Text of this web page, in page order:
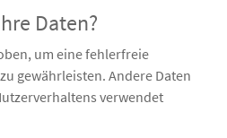
Daten?
um eine fehlerfreie
gewährleisten. Andere Daten
verwendet